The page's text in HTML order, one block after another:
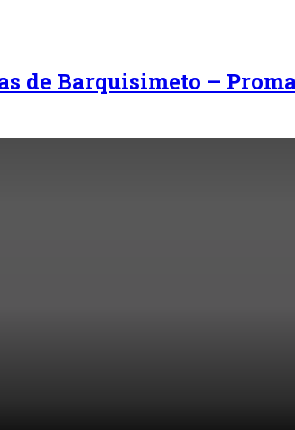
de Barquisimeto –